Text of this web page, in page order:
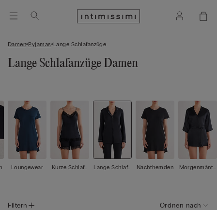
Damen Pyjamas Lange Schlafanzüge
Lange Schlafanzüge Damen
Loungewear
Kurze Schlafa
Lange Schlafa
Nachthemden
Morgenmänte
Filtern Ordnen nach